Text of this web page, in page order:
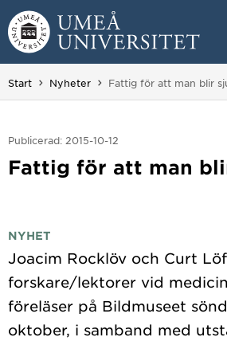
Hoppa direkt till innehållet
Huvudmenyn dold.
Start Nyheter Du är här:
Fattig för att man blir
Publicerad: 2015-10-12
Fattig för att man
NYHET
Joacim Rocklöv och Curt
forskare/lektorer vid
föreläser på Bildmuseet
oktober, i samband med